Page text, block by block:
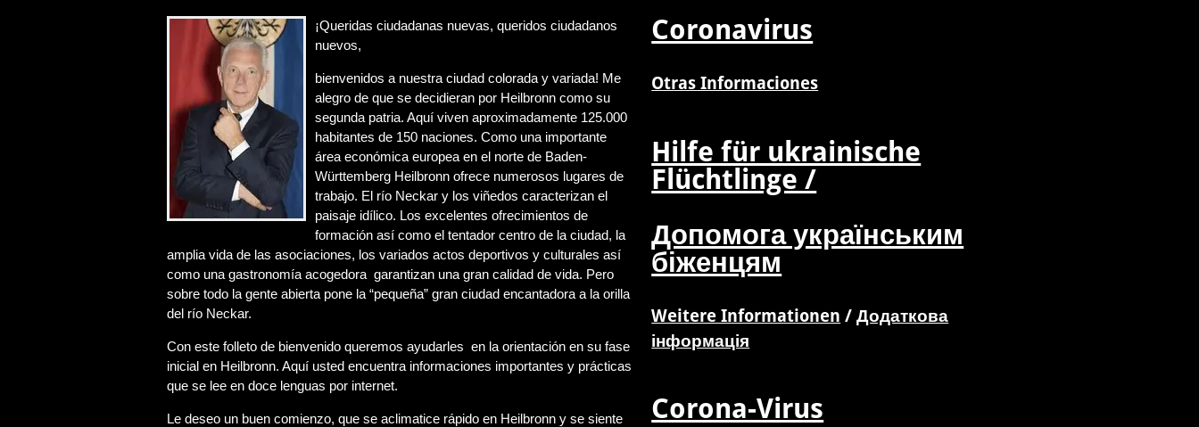
¡Queridas ciudadanas nuevas, queridos ciudadanos
nuevos,
bienvenidos a nuestra ciudad colorada y variada! Me
alegro de que se decidieran por Heilbronn como su
segunda patria. Aquí viven aproximadamente 125.000
habitantes de 150 naciones. Como una importante
área económica europea en el norte de Baden-
Württemberg Heilbronn ofrece numerosos lugares de
trabajo. El río Neckar y los viñedos caracterizan el
paisaje idílico. Los excelentes ofrecimientos de
formación así como el tentador centro de la ciudad, la
amplia vida de las asociaciones, los variados actos deportivos y culturales así
como una gastronomía acogedora garantizan una gran calidad de vida. Pero
sobre todo la gente abierta pone la “pequeña” gran ciudad encantadora a la orilla
del río Neckar.
Con este folleto de bienvenido queremos ayudarles en la orientación en su fase
inicial en Heilbronn. Aquí usted encuentra informaciones importantes y prácticas
que se lee en doce lenguas por internet.
Le deseo un buen comienzo, que se aclimatice rápido en Heilbronn y se siente
Coronavirus
Otras Informaciones
Hilfe für ukrainische
Flüchtlinge /
Допомога українським
біженцям
Weitere Informationen /Додаткова
інформація
Corona-Virus